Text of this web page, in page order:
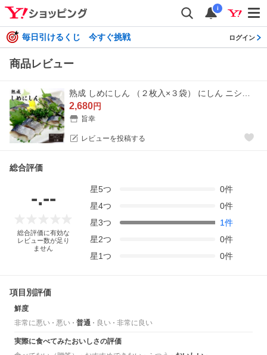
i
毎日引けるくじ 今すぐ挑戦 ログイン
商品レビュー
2,680円
旨幸
レビューを投稿する
総合評価
-.--
総合評価に有効な
レビュー数が足り
ません
星5つ 0件
星4つ 0件
星3つ 1件
星2つ 0件
星1つ 0件
項目別評価
鮮度
非常に悪い
悪い 普通 良い 非常に良い
実際に食べてみたおいしさの評価